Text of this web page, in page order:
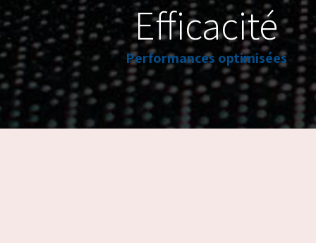
Efficacité
Performances optimisées